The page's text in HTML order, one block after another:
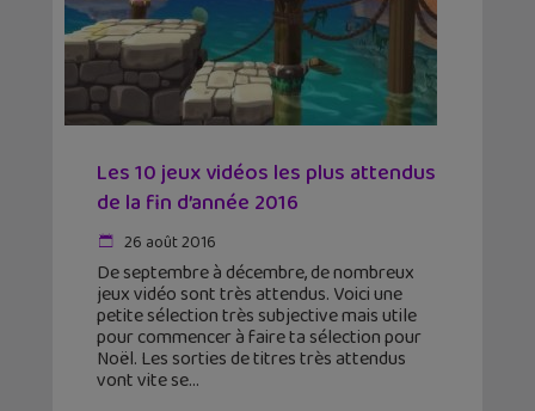
Les 10 jeux vidéos les plus attendus
de la fin d’année 2016
26 août 2016
De septembre à décembre, de nombreux
jeux vidéo sont très attendus. Voici une
petite sélection très subjective mais utile
pour commencer à faire ta sélection pour
Noël. Les sorties de titres très attendus
vont vite se